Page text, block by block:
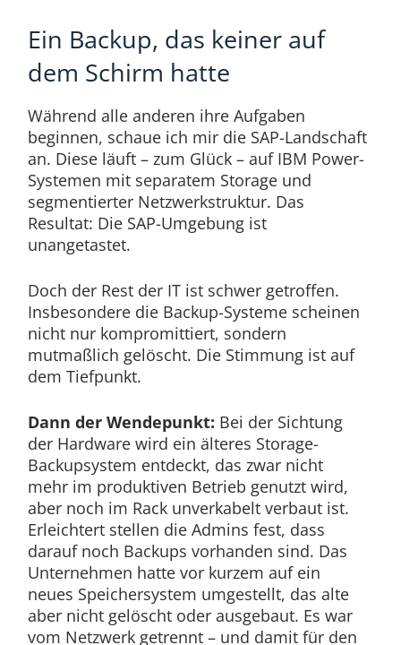
Ein Backup, das keiner auf
dem Schirm hatte
Während alle anderen ihre Aufgaben
beginnen, schaue ich mir die SAP-Landschaft
an. Diese läuft – zum Glück – auf IBM Power-
Systemen mit separatem Storage und
segmentierter Netzwerkstruktur. Das
Resultat: Die SAP-Umgebung ist
unangetastet.
Doch der Rest der IT ist schwer getroffen.
Insbesondere die Backup-Systeme scheinen
nicht nur kompromittiert, sondern
mutmaßlich gelöscht. Die Stimmung ist auf
dem Tiefpunkt.
Dann der Wendepunkt: Bei der Sichtung
der Hardware wird ein älteres Storage-
Backupsystem entdeckt, das zwar nicht
mehr im produktiven Betrieb genutzt wird,
aber noch im Rack unverkabelt verbaut ist.
Erleichtert stellen die Admins fest, dass
darauf noch Backups vorhanden sind. Das
Unternehmen hatte vor kurzem auf ein
neues Speichersystem umgestellt, das alte
aber nicht gelöscht oder ausgebaut. Es war
vom Netzwerk getrennt – und damit für den